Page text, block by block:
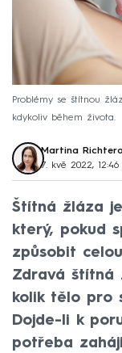
Problémy se štítnou
kdykoliv během života.
Martina
7. kvě 2022, 12:46
Štítná žláza
který, pokud
způsobit
Zdravá štítná
kolik tělo pro
Dojde-li k
potřeba